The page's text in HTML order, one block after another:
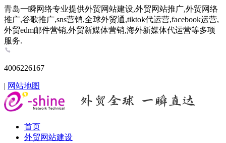
青岛一瞬网络专业提供外贸网站建设,外贸网站推广,外贸网络
推广,谷歌推广,sns营销,全球外贸通,tiktok代运营,facebook运营,
外贸edm邮件营销,外贸新媒体营销,海外新媒体代运营等多项
服务.
4006226167
| 网站地图
首页
外贸网站建设